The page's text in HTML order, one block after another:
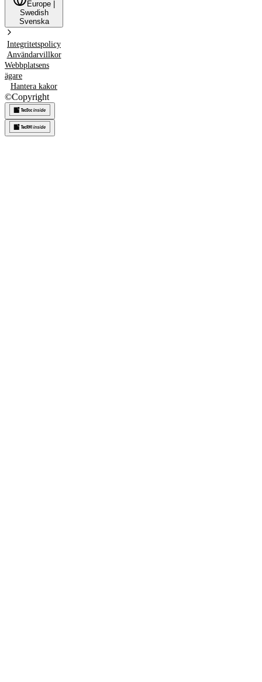
Europe
Swedish
Svenska
Integritetspolicy
Användarvillkor
Webbplatsens
ägare
Hantera kakor
©Copyright